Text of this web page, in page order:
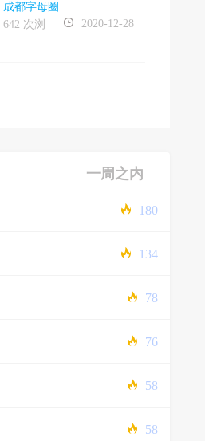
成都字母圈
642 次浏
2020-12-28
一周之内
180
134
78
76
58
58